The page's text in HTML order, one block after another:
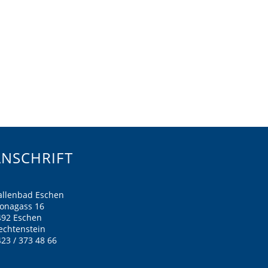
Eschen
16
Eschen
/ 373 48 66